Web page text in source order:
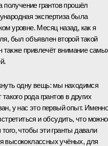
получение грантов прошёл
экспертиза была
уровне. Месяц назад, как я
был объявлен второй такой
также привлечёт внимание
одну вещь: мы находимся
рода грантов в других
у нас это первый опыт.
и обсудить, что можно
чтобы эти гранты давали
высококлассных учёных, для